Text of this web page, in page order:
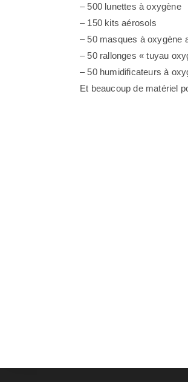
– 500 lunettes à oxygène
– 150 kits aérosols
– 50 masques à oxygène
– 50 rallonges « tuyau
– 50 humidificateurs à
Et beaucoup de matériel